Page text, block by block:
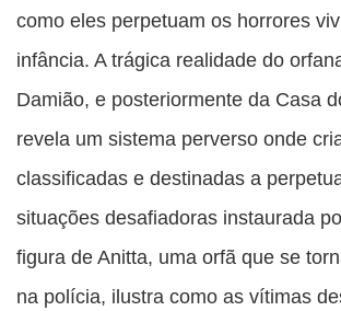
como eles perpetuam os horrores
infância. A trágica realidade do
Damião, e posteriormente da Casa
revela um sistema perverso onde
classificadas e destinadas a
situações desafiadoras instaurada
figura de Anitta, uma orfã que se
na polícia, ilustra como as vítimas